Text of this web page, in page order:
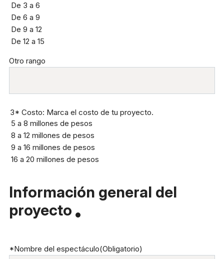
De 3 a 6
De 6 a 9
De 9 a 12
De 12 a 15
Otro rango
3* Costo: Marca el costo de tu proyecto.
5 a 8 millones de pesos
8 a 12 millones de pesos
9 a 16 millones de pesos
16 a 20 millones de pesos
Información general del
proyecto
*Nombre del espectáculo(Obligatorio)